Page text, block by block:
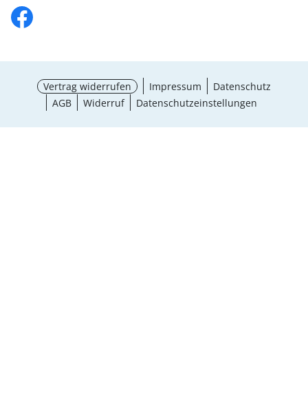
Vertrag widerrufen Impressum
Datenschutz
AGB
Widerruf Datenschutzeinstellungen